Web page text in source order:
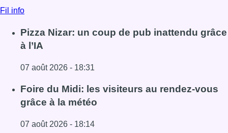
Fil info
Pizza Nizar: un coup de pub inattendu grâce
à l’IA
07 août 2026 - 18:31
Lire l'article Pizza Nizar: un coup de pub inattendu grâce
Foire du Midi: les visiteurs au rendez-vous
grâce à la météo
07 août 2026 - 18:14